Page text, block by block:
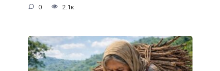
0 2.1к.